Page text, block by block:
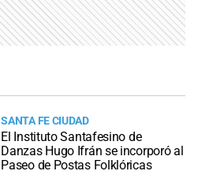
SANTA FE CIUDAD
El Instituto Santafesino de
Danzas Hugo Ifrán se incorporó al
Paseo de Postas Folklóricas